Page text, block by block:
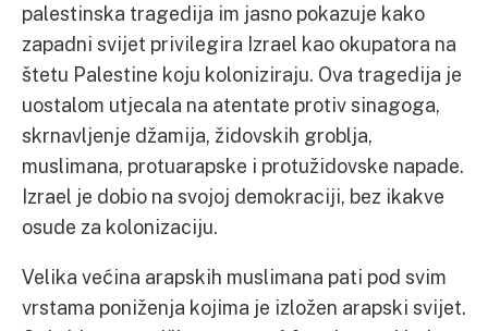
palestinska tragedija im jasno pokazuje kako
zapadni svijet privilegira Izrael kao okupatora na
štetu Palestine koju koloniziraju. Ova tragedija je
uostalom utjecala na atentate protiv sinagoga,
skrnavljenje džamija, židovskih groblja,
muslimana, protuarapske i protužidovske napade.
Izrael je dobio na svojoj demokraciji, bez ikakve
osude za kolonizaciju.
Velika većina arapskih muslimana pati pod svim
vrstama poniženja kojima je izložen arapski svijet.